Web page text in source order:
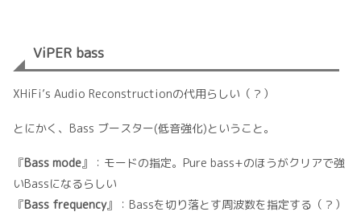
ViPER bass
XHiFi’s Audio Reconstructionの代用らしい（？）
とにかく、Bass ブースター(低音強化)ということ。
『Bass mode』：モードの指定。Pure bass+のほうがクリアで強
いBassになるらしい
『Bass frequency』：Bassを切り落とす周波数を指定する（？）